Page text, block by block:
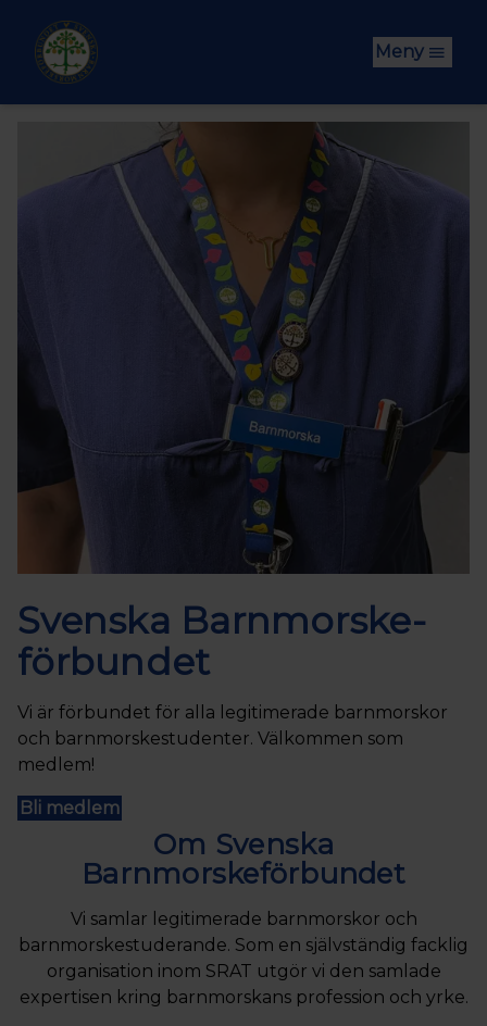
Meny
Svenska Barnmorske­
förbundet
Vi är förbundet för alla legitimerade barnmorskor
och barnmorskestudenter. Välkommen som
medlem!
Bli medlem
Om Svenska
Barnmorskeförbundet
Vi samlar legitimerade barnmorskor och
barnmorskestuderande. Som en självständig facklig
organisation inom SRAT utgör vi den samlade
expertisen kring barnmorskans profession och yrke.